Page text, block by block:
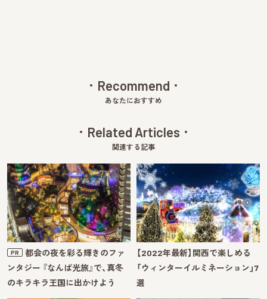
Recommend
あなたにおすすめ
Related Articles
関連する記事
PR
都会の夜を彩る輝きのファ
ンタジー 『なんば光旅』で、真冬
のキラキラ王国に出かけよう
【2022年最新】関西で楽しめる
「ウィンターイルミネーション」7
選